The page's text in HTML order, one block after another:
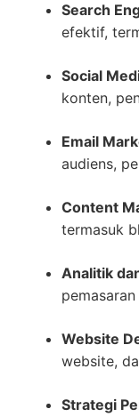
Search
efektif,
Social
konten,
Email
audiens,
Content
termasuk
Analitik
Website
website,
Strategi